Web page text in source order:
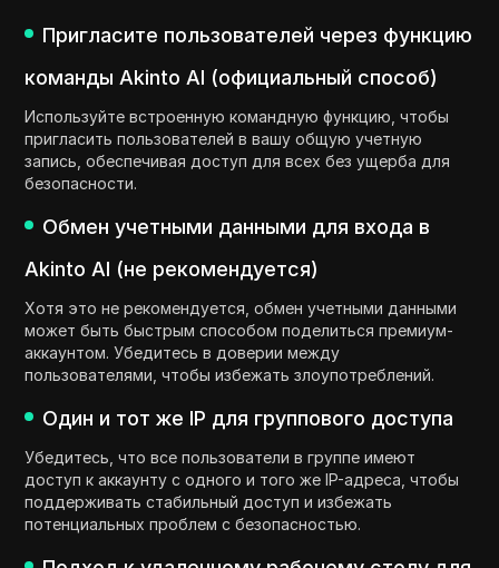
Пригласите пользователей через функцию
команды Akinto AI (официальный способ)
Используйте встроенную командную функцию, чтобы
пригласить пользователей в вашу общую учетную
запись, обеспечивая доступ для всех без ущерба для
безопасности.
Обмен учетными данными для входа в
Akinto AI (не рекомендуется)
Хотя это не рекомендуется, обмен учетными данными
может быть быстрым способом поделиться премиум-
аккаунтом. Убедитесь в доверии между
пользователями, чтобы избежать злоупотреблений.
Один и тот же IP для группового доступа
Убедитесь, что все пользователи в группе имеют
доступ к аккаунту с одного и того же IP-адреса, чтобы
поддерживать стабильный доступ и избежать
потенциальных проблем с безопасностью.